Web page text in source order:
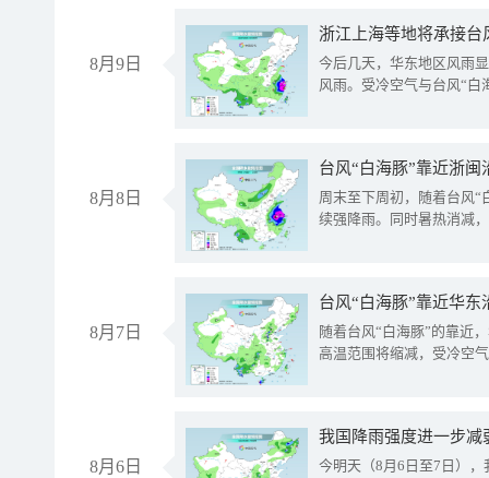
8月9日
浙江上海等地将承接台
今后几天，华东地区风雨
风雨。受冷空气与台风“白
8月8日
台风“白海豚”靠近浙
周末至下周初，随着台风“
续强降雨。同时暑热消减
8月7日
台风“白海豚”靠近华
随着台风“白海豚”的靠近
高温范围将缩减，受冷空
8月6日
今明天（8月6日至7日）